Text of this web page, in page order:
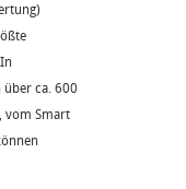
über ca. 600
vom Smart